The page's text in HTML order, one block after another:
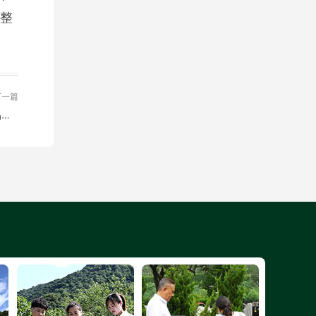
篇
北京市潮白陵园联合顺义区文联顺义书协共同开展书法作品捐赠活动